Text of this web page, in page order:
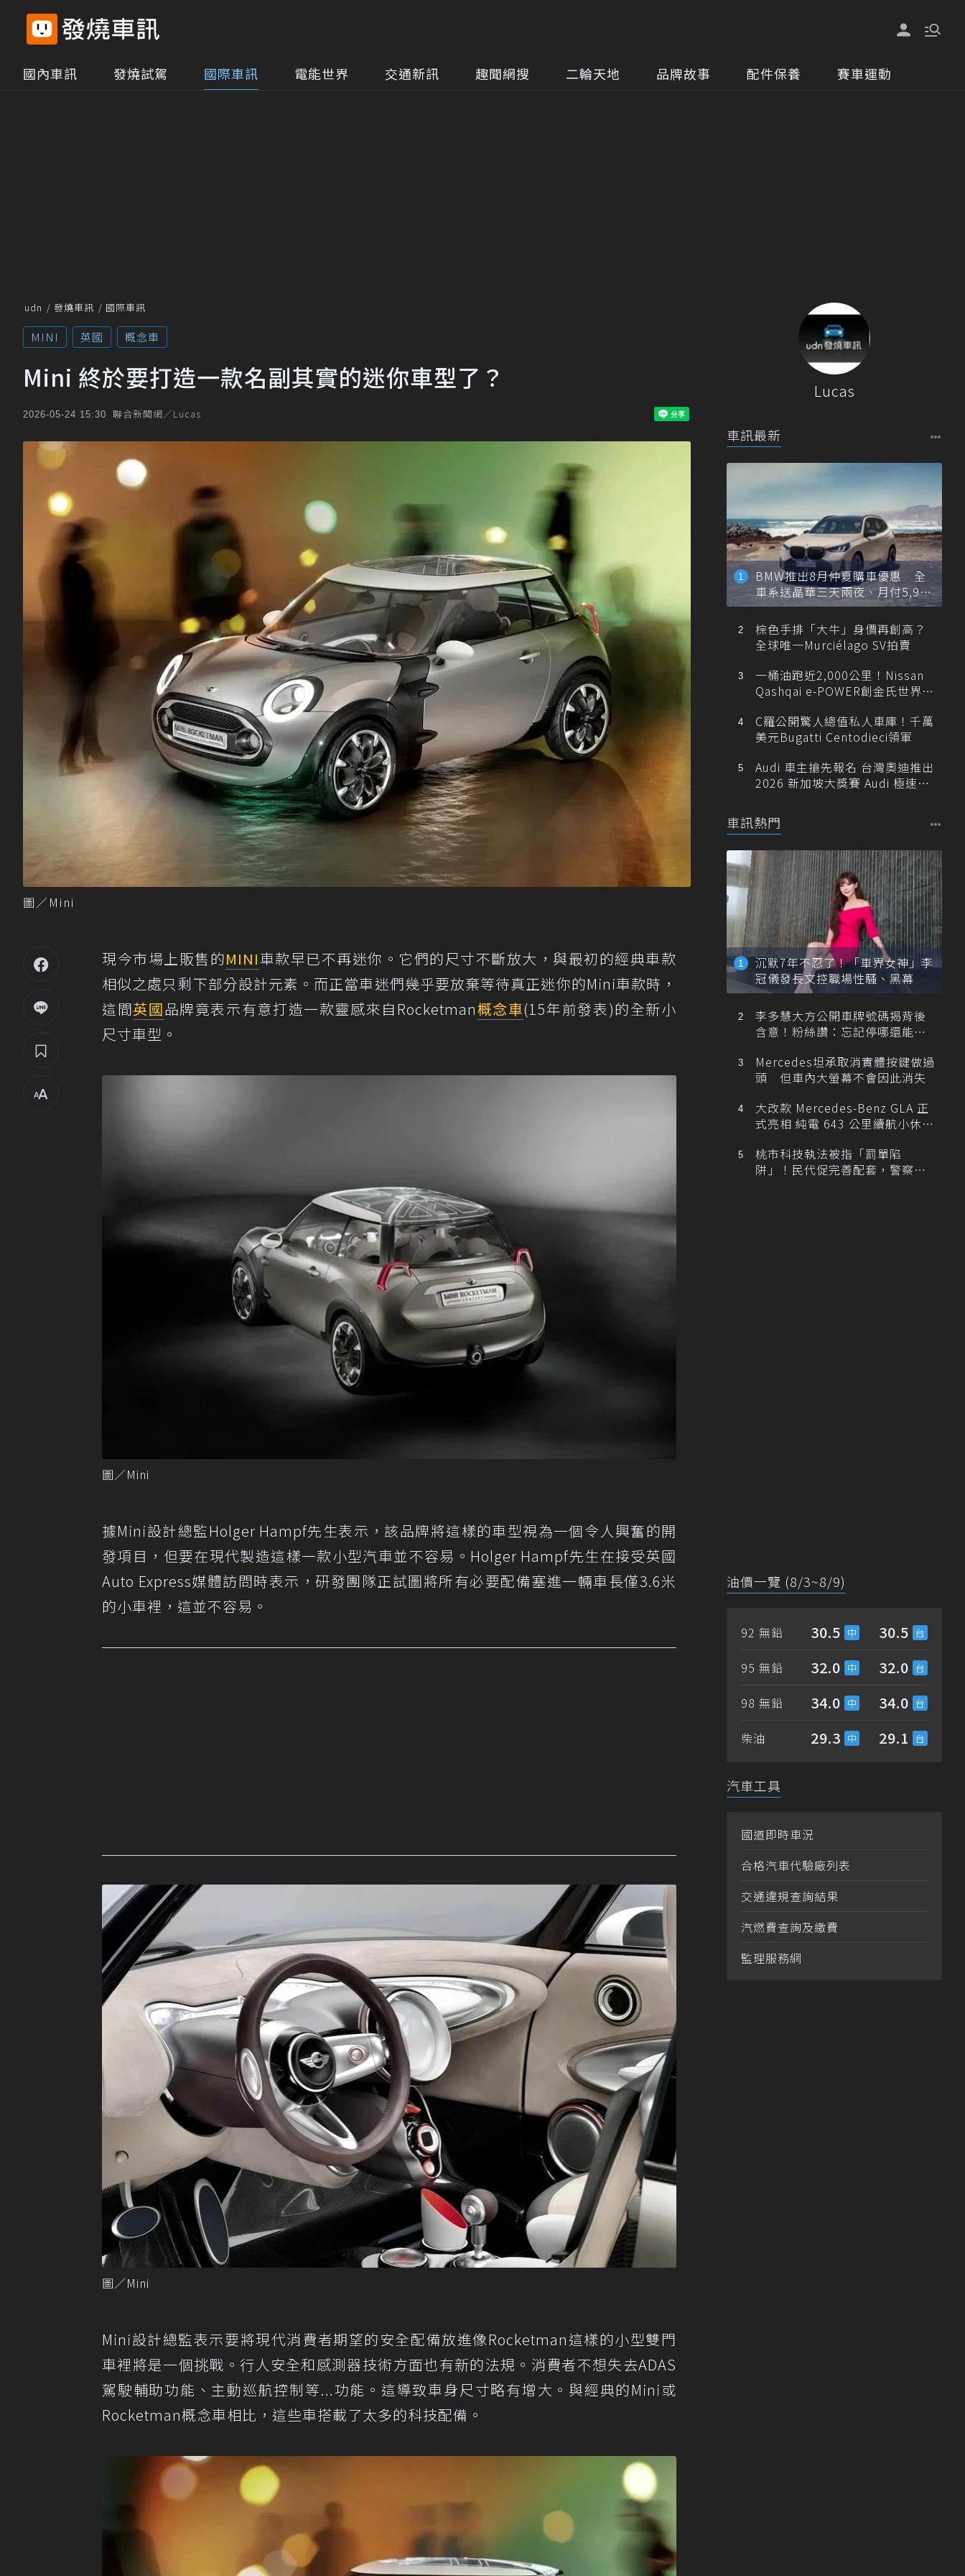
國內車訊 發燒試駕 國際車訊 電能世界 交通新訊 趣聞網搜 二輪天地 品牌故事 配件保養 賽車運動
udn 發燒車訊 國際車訊
MINI 英國 概念車
Mini 終於要打造一款名副其實的迷你車型了？
2026-05-24 15:30 聯合新聞網／Lucas
圖／Mini
現今市場上販售的MINI車款早已不再迷你。它們的尺寸不斷放大，與最初的經典車款
相似之處只剩下部分設計元素。而正當車迷們幾乎要放棄等待真正迷你的Mini車款時，
這間英國品牌竟表示有意打造一款靈感來自Rocketman概念車(15年前發表)的全新小
尺寸車型。
圖／Mini
據Mini設計總監Holger Hampf先生表示，該品牌將這樣的車型視為一個令人興奮的開
發項目，但要在現代製造這樣一款小型汽車並不容易。Holger Hampf先生在接受英國
Auto Express媒體訪問時表示，研發團隊正試圖將所有必要配備塞進一輛車長僅3.6米
的小車裡，這並不容易。
圖／Mini
Mini設計總監表示要將現代消費者期望的安全配備放進像Rocketman這樣的小型雙門
車裡將是一個挑戰。行人安全和感測器技術方面也有新的法規。消費者不想失去ADAS
駕駛輔助功能、主動巡航控制等...功能。這導致車身尺寸略有增大。與經典的Mini或
Rocketman概念車相比，這些車搭載了太多的科技配備。
Lucas
車訊最新
BMW推出8月仲夏購車優惠 全
車系送晶華三天兩夜、月付5,900
元起
棕色手排「大牛」身價再創高？
全球唯一Murciélago SV拍賣
一桶油跑近2,000公里！Nissan
Qashqai e-POWER創金氏世界紀
C羅公開驚人總值私人車庫！千萬
美元Bugatti Centodieci領軍
Audi 車主搶先報名 台灣奧迪推出
2026 新加坡大獎賽 Audi 極速之
車訊熱門
沉默7年不忍了！「車界女神」李
冠儀發長文控職場性騷、黑幕
李多慧大方公開車牌號碼揭背後
含意！粉絲讚：忘記停哪還能幫
Mercedes坦承取消實體按鍵做過
頭 但車內大螢幕不會因此消失
大改款 Mercedes-Benz GLA 正
式亮相 純電 643 公里續航小休
桃市科技執法被指「罰單陷
阱」！民代促完善配套，警察局
油價一覽 (8/3~8/9)
92 無鉛 30.5 30.5
95 無鉛 32.0 32.0
98 無鉛 34.0 34.0
柴油 29.3 29.1
汽車工具
國道即時車況
合格汽車代驗廠列表
交通違規查詢結果
汽燃費查詢及繳費
監理服務網